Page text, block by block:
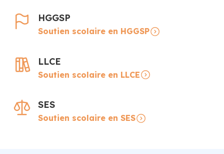
HGGSP
Soutien scolaire en HGGSP
LLCE
Soutien scolaire en LLCE
SES
Soutien scolaire en SES